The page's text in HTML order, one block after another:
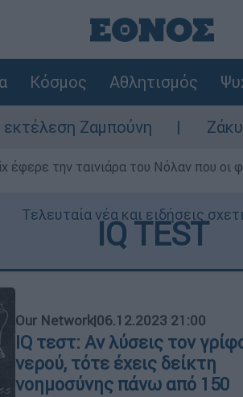
Κόσμος Αθλητισμός
Ζάκυνθος: Τι
έφερε την ταινιάρα του Νόλαν που οι
Τελευταία νέα και ειδήσεις
IQ TEST
Our Network|06.12.2023 21:00
IQ τεστ: Αν λύσεις τον
νερού, τότε έχεις δείκτη
νοημοσύνης πάνω από 150